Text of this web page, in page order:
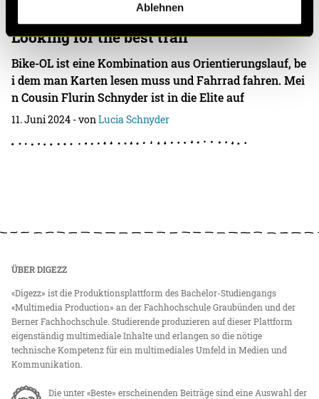
Ablehnen
Looking for the best trail
Bike-OL ist eine Kombination aus Orientierungslauf, be
i dem man Karten lesen muss und Fahrrad fahren. Mei
n Cousin Flurin Schnyder ist in die Elite auf
11. Juni 2024 - vonLucia Schnyder
ÜBER DIGEZZ
«Digezz» ist die Produktionsplattform des Bachelor-Studiengangs
«Multimedia Production» an der Fachhochschule Graubünden und der
Berner Fachhochschule. Studierende produzieren auf dieser Plattform
eigenständig multimediale Inhalte und erlangen so die nötige
technische Kompetenz für ein multimediales Umfeld in Medien und
Kommunikation.
Die unter «Beste» erscheinenden Beiträge sind eine Auswahl der